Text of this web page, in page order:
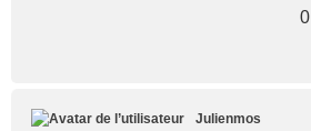
0
Julienmos